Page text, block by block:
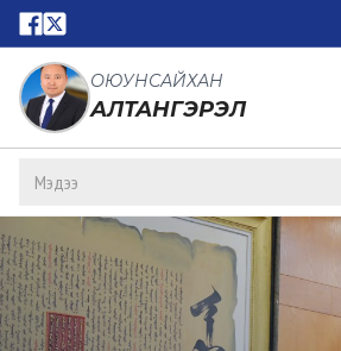
ОЮУНСАЙХАН
АЛТАНГЭРЭЛ